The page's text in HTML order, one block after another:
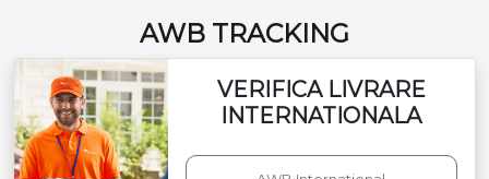
AWB TRACKING
VERIFICA LIVRARE
INTERNATIONALA